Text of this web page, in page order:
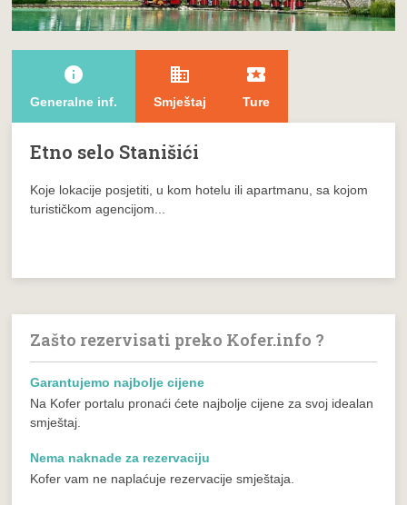
info
Generalne inf.
domain
Smještaj
local_play
Ture
Etno selo Stanišići
Koje lokacije posjetiti, u kom hotelu ili apartmanu, sa kojom
turističkom agencijom...
Zašto rezervisati preko Kofer.info ?
Garantujemo najbolje cijene
Na Kofer portalu pronaći ćete najbolje cijene za svoj idealan
smještaj.
Nema naknade za rezervaciju
Kofer vam ne naplaćuje rezervacije smještaja.